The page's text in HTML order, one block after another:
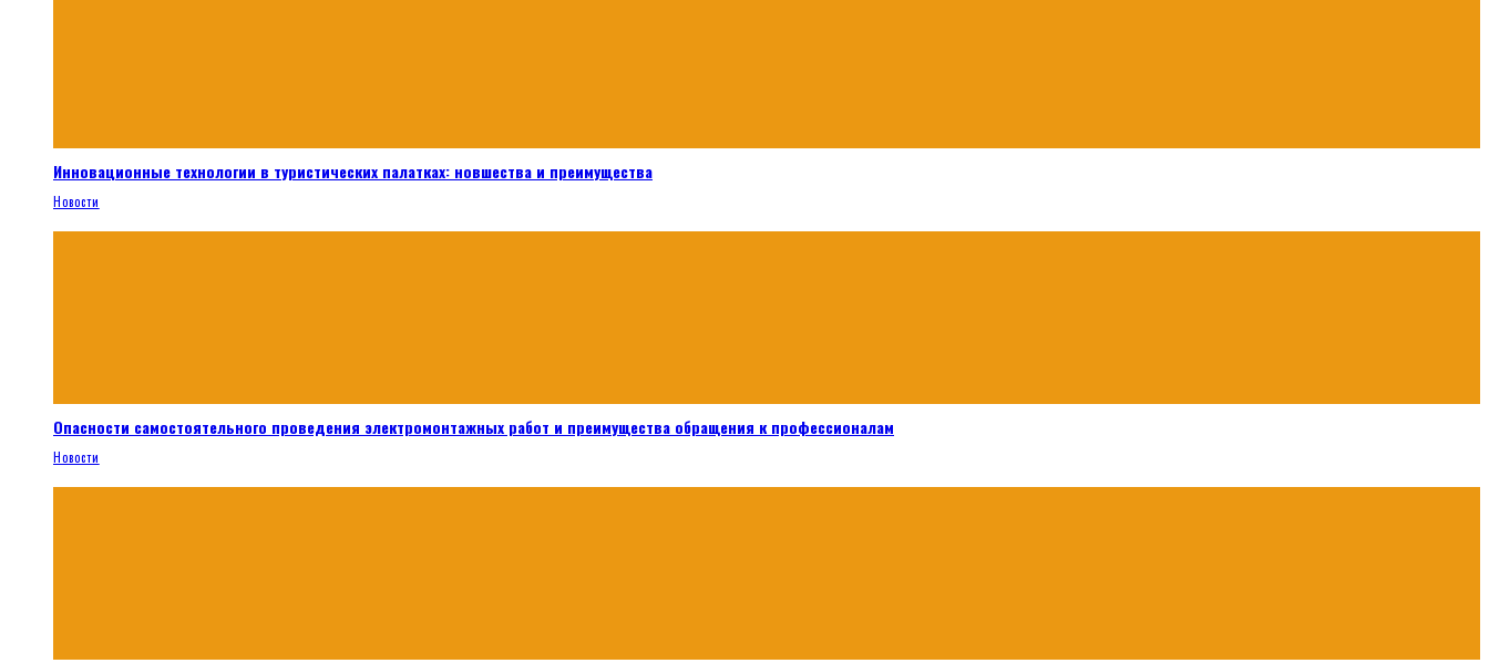
Инновационные технологии в туристических палатках: новшества и преимущества
Новости
Опасности самостоятельного проведения электромонтажных работ и преимущества обращения к профессионалам
Новости